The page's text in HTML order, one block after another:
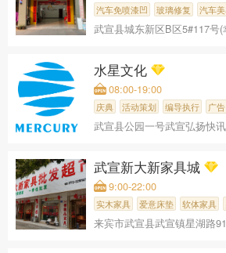
汽车免喷漆凹 玻璃修复 汽车
武宣县城东新区B区5#117号(
水星文化
08:00-19:00
庆典 活动策划 编导执行 广告
武宣县公园一号武宣弘扬快
武宣新大新家具城
9:00-22:00
实木家具 爱意床垫 软体家具
来宾市武宣县武宣镇星湖路